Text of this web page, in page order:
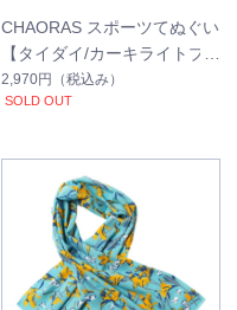
CHAORAS スポーツてぬぐい
【タイダイ/カーキライトブ
ルー】
2,970円 （税込み）
SOLD OUT